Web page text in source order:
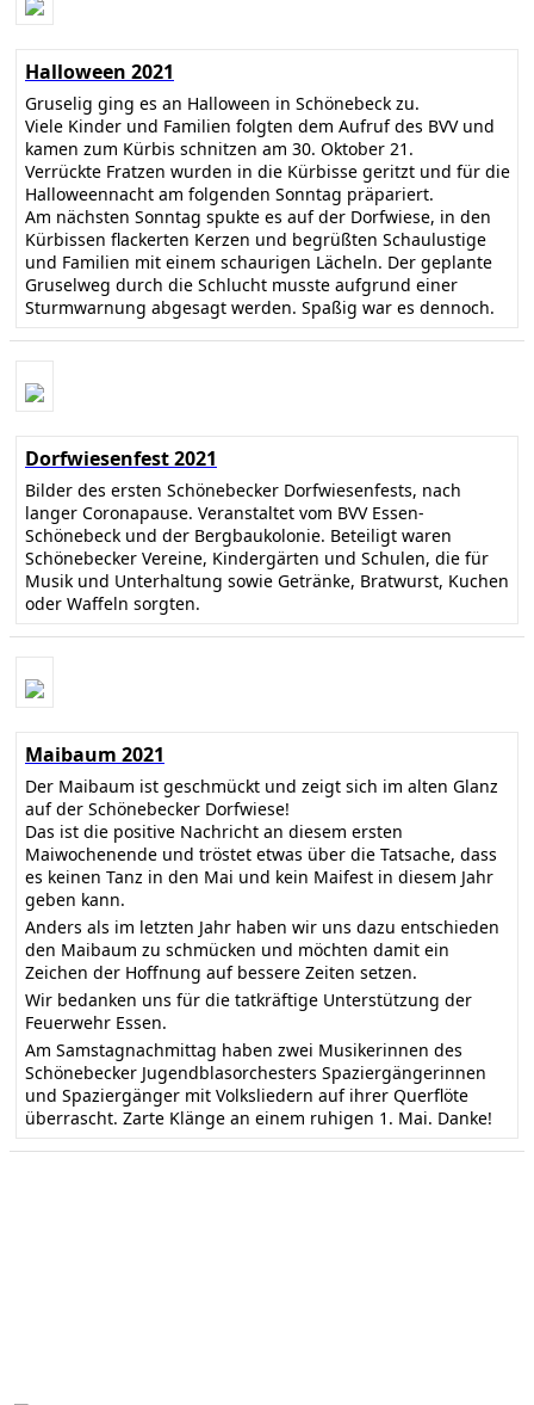
Halloween 2021
Gruselig ging es an Halloween in Schönebeck zu.
Viele Kinder und Familien folgten dem Aufruf des BVV und
kamen zum Kürbis schnitzen am 30. Oktober 21.
Verrückte Fratzen wurden in die Kürbisse geritzt und für die
Halloweennacht am folgenden Sonntag präpariert.
Am nächsten Sonntag spukte es auf der Dorfwiese, in den
Kürbissen flackerten Kerzen und begrüßten Schaulustige
und Familien mit einem schaurigen Lächeln. Der geplante
Gruselweg durch die Schlucht musste aufgrund einer
Sturmwarnung abgesagt werden. Spaßig war es dennoch.
Dorfwiesenfest 2021
Bilder des ersten Schönebecker Dorfwiesenfests, nach
langer Coronapause. Veranstaltet vom BVV Essen-
Schönebeck und der Bergbaukolonie. Beteiligt waren
Schönebecker Vereine, Kindergärten und Schulen, die für
Musik und Unterhaltung sowie Getränke, Bratwurst, Kuchen
oder Waffeln sorgten.
Maibaum 2021
Der Maibaum ist geschmückt und zeigt sich im alten Glanz
auf der Schönebecker Dorfwiese!
Das ist die positive Nachricht an diesem ersten
Maiwochenende und tröstet etwas über die Tatsache, dass
es keinen Tanz in den Mai und kein Maifest in diesem Jahr
geben kann.
Anders als im letzten Jahr haben wir uns dazu entschieden
den Maibaum zu schmücken und möchten damit ein
Zeichen der Hoffnung auf bessere Zeiten setzen.
Wir bedanken uns für die tatkräftige Unterstützung der
Feuerwehr Essen.
Am Samstagnachmittag haben zwei Musikerinnen des
Schönebecker Jugendblasorchesters Spaziergängerinnen
und Spaziergänger mit Volksliedern auf ihrer Querflöte
überrascht. Zarte Klänge an einem ruhigen 1. Mai. Danke!